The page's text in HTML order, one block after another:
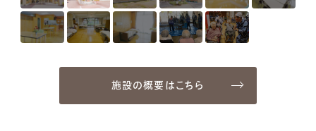
施設の概要はこちら